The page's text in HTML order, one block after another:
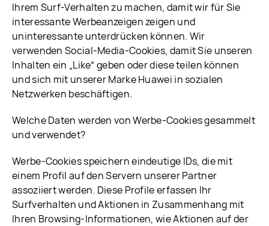
Ihrem Surf-Verhalten zu machen, damit wir für Sie
interessante Werbeanzeigen zeigen und
uninteressante unterdrücken können. Wir
verwenden Social-Media-Cookies, damit Sie unseren
Inhalten ein „Like“ geben oder diese teilen können
und sich mit unserer Marke Huawei in sozialen
Netzwerken beschäftigen.
Welche Daten werden von Werbe-Cookies gesammelt
und verwendet?
Werbe-Cookies speichern eindeutige IDs, die mit
einem Profil auf den Servern unserer Partner
assoziiert werden. Diese Profile erfassen Ihr
Surfverhalten und Aktionen in Zusammenhang mit
Ihren Browsing-Informationen, wie Aktionen auf der